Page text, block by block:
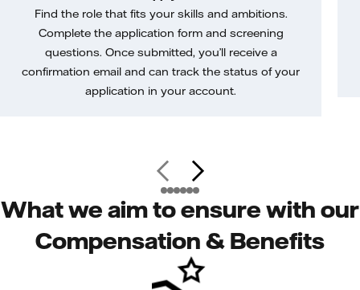
Find the role that fits your skills and ambitions.
Complete the application form and screening
questions. Once submitted, you’ll receive a
confirmation email and can track the status of your
application in your account.
What we aim to ensure with our
Compensation & Benefits